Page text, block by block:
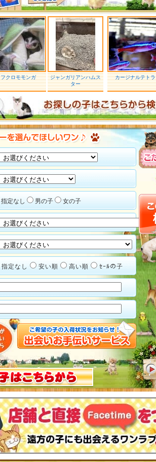
フクロモモンガ
ジャンガリアンハムス
ター
カージナルテトラ
指定なし 男の子 女の子
指定なし 安い順 高い順 ｾｰﾙの子